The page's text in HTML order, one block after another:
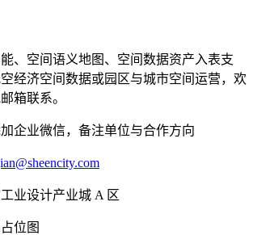
、空间语义地图、空间数据资产入表支
经济空间数据或园区与城市空间运营，欢
箱联系。
企业微信，备注单位与合作方向
业设计产业城 A 区